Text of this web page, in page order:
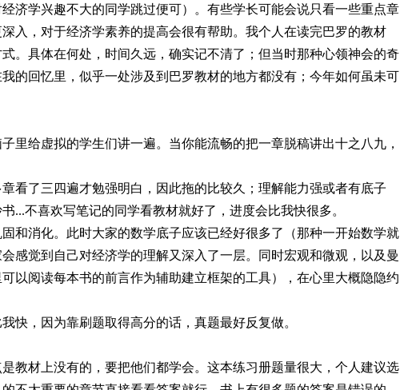
济学兴趣不大的同学跳过便可）。有些学长可能会说只看一些重点章
入，对于经济学素养的提高会很有帮助。我个人在读完巴罗的教材
。具体在何处，时间久远，确实记不清了；但当时那种心领神会的奇
的回忆里，似乎一处涉及到巴罗教材的地方都没有；今年如何虽未可
里给虚拟的学生们讲一遍。当你能流畅的把一章脱稿讲出十之八九，
看了三四遍才勉强明白，因此拖的比较久；理解能力强或者有底子
...不喜欢写笔记的同学看教材就好了，进度会比我快很多。
和消化。此时大家的数学底子应该已经好很多了（那种一开始数学就
感觉到自己对经济学的理解又深入了一层。同时宏观和微观，以及曼
以阅读每本书的前言作为辅助建立框架的工具），在心里大概隐隐约
快，因为靠刷题取得高分的话，真题最好反复做。
教材上没有的，要把他们都学会。这本练习册题量很大，个人建议选